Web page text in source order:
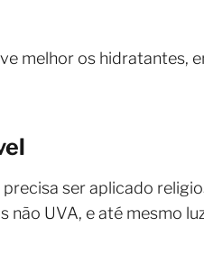
melhor os hidratantes,
ser aplicado
não UVA, e até mesmo